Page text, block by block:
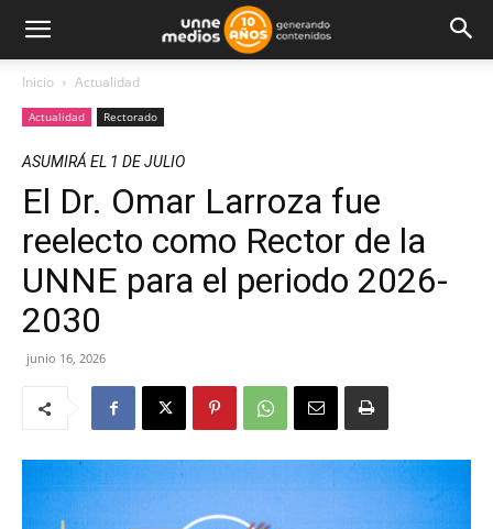
Inicio Actualidad
Actualidad Rectorado
ASUMIRÁ EL 1 DE JULIO
El Dr. Omar Larroza fue
reelecto como Rector de la
UNNE para el periodo 2026-
2030
junio 16, 2026